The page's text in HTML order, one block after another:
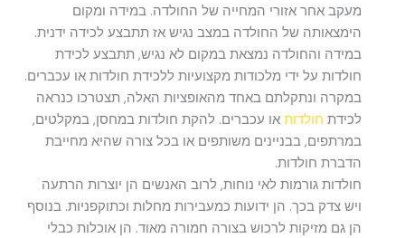
מעקב אחר אזורי המחייה של החולדה. במידה ומקום
הימצאותה של החולדה במצב נגיש אז תתבצע לכידה ידנית.
במידה והחולדה נמצאת במקום לא נגיש, תתבצע לכידת
חולדות על ידי מלכודות מקצועיות ללכידת חולדות או עכברים.
במקרה ונתקלתם באחד מהאופציות האלה, תצטרכו כנראה
לכידת חולדות או עכברים. להקת חולדות במחסן, במקלטים,
במרתפים, בבניינים משותפים או בכל צורה שהיא מחייבת
הדברת חולדות.
חולדות גורמות לאי נוחות, לרוב האנשים הן יוצרות הרתעה
ויש צדק בכך. הן ידועות כמעבירות מחלות וכתוקפניות. בנוסף
הן גם מזיקות לרכוש בצורה חמורה מאוד. הן אוכלות כבלי